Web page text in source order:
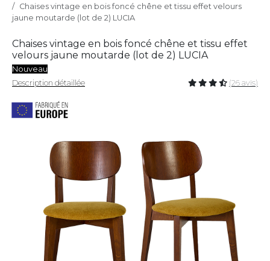
Chaises vintage en bois foncé chêne et tissu effet velours
jaune moutarde (lot de 2) LUCIA
Chaises vintage en bois foncé chêne et tissu effet
velours jaune moutarde (lot de 2) LUCIA
Nouveau
Description détaillée
(26 avis)